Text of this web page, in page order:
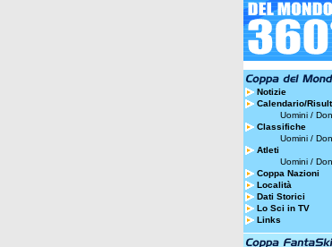
Notizie
Calendario/
Uomini /
Classifiche
Uomini /
Atleti
Uomini /
Coppa Nazioni
Località
Dati Storici
Lo Sci in TV
Links